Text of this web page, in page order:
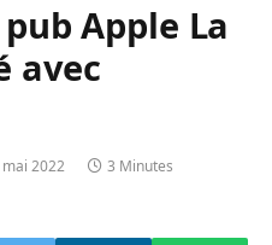
Apple La
avec
2022
3 Minutes